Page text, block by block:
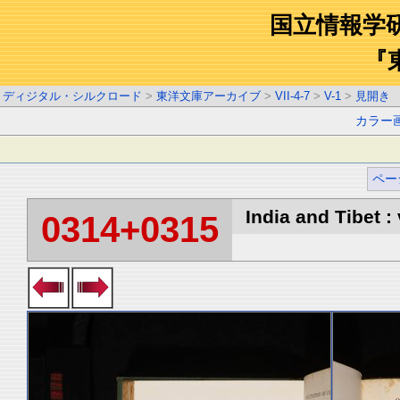
国立情報学
『
ディジタル・シルクロード > 東洋文庫アーカイブ > VII-4-7 > V-1 > 見開き
カラー
ペー
0314+0315 India and Tibet :